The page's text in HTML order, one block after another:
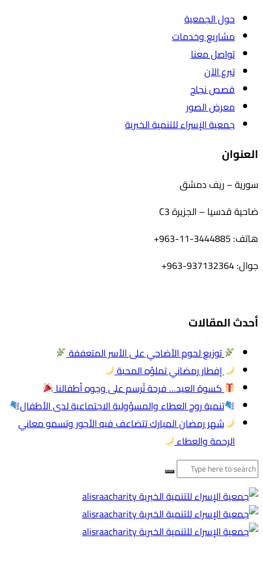
حول الجمعية
مشاريع وخدمات
تواصل معنا
تبرع الآن
قصص نجاح
معرض الصور
جمعية الإسراء للتنمية الخيرية
العنوان
سورية – ريف دمشق
ضاحية قدسيا – الجزيرة C3
هاتف: 3444885-11-963+
جوال: 937132364-963+
أحدث المقالات
توزيع لحوم الأضاحي على الأسر المتعففة
إفطار رمضاني تملؤه المحبة
كسوة العيد… فرحة تُرسم على وجوه أطفالنا
تنمية روح العطاء والمسؤولية الاجتماعية لدى الأطفال
شهر رمضان المبارك تتضاعف فيه الأجور وتسمو معاني
الرحمة والعطاء
البحث
عن: